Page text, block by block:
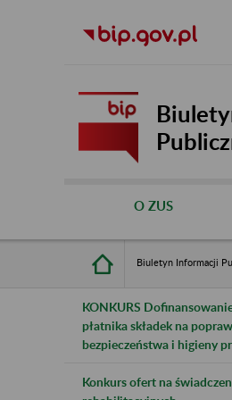
O ZUS
Biuletyn Informacji
KONKURS
płatnika składek na
bezpieczeństwa i higieny
Konkurs ofert na